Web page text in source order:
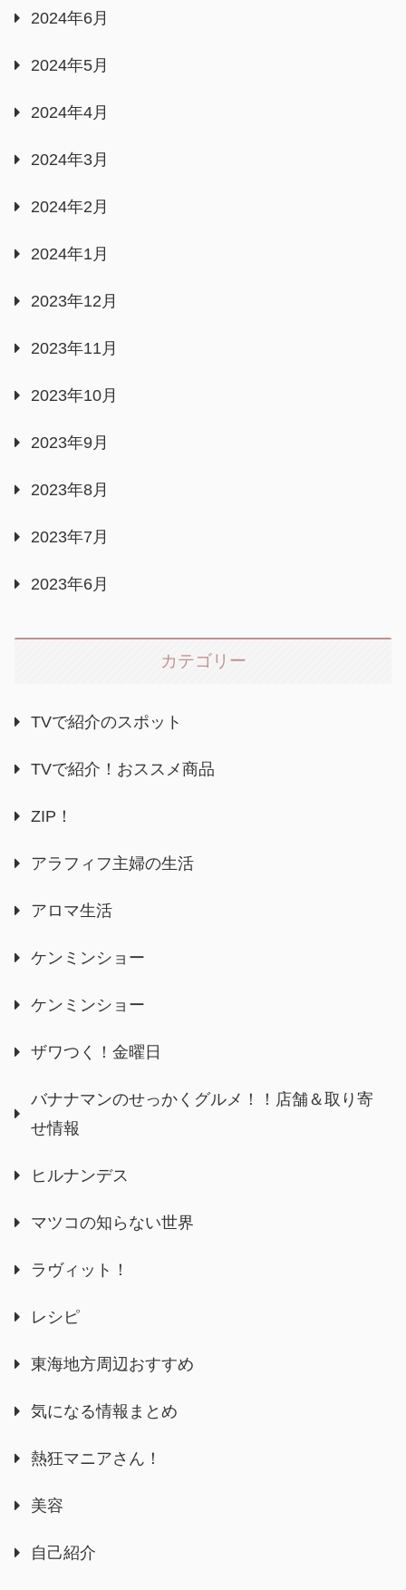
2024年6月
2024年5月
2024年4月
2024年3月
2024年2月
2024年1月
2023年12月
2023年11月
2023年10月
2023年9月
2023年8月
2023年7月
2023年6月
カテゴリー
TVで紹介のスポット
TVで紹介！おススメ商品
ZIP！
アラフィフ主婦の生活
アロマ生活
ケンミンショー
ケンミンショー
ザワつく！金曜日
バナナマンのせっかくグルメ！！店舗＆取り寄
せ情報
ヒルナンデス
マツコの知らない世界
ラヴィット！
レシピ
東海地方周辺おすすめ
気になる情報まとめ
熱狂マニアさん！
美容
自己紹介